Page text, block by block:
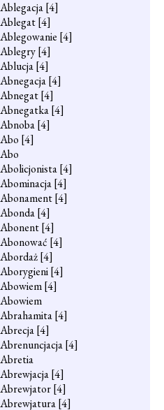
Ablegacja[4]
Ablegat[4]
Ablegowanie [4]
Ablegry[4]
Ablucja[4]
Abnegacja[4]
Abnegat[4]
Abnegatka[4]
Abnoba[4]
Abo [4]
Abo
Abolicjonista[4]
Abominacja[4]
Abonament[4]
Abonda[4]
Abonent[4]
Abonować [4]
Abordaż[4]
Aborygieni[4]
Abowiem[4]
Abowiem
Abrahamita[4]
Abrecja[4]
Abrenuncjacja[4]
Abretia
Abrewjacja[4]
Abrewjator[4]
Abrewjatura[4]